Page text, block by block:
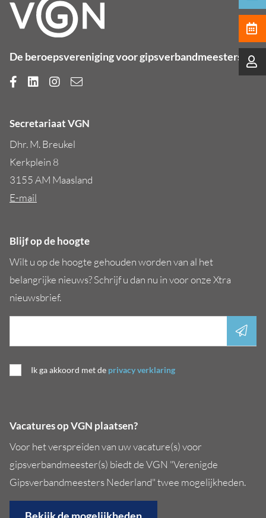
De beroepsvereniging voor gipsverbandmeesters
Secretariaat VGN
Dhr. M. Breukel
Kerkplein 8
3155 AM Maasland
E-mail
Blijf op de hoogte
Wilt u op de hoogte gehouden worden van al het
belangrijke nieuws? Schrijf u dan nu in voor onze Xtra
nieuwsbrief.
Ik ga akkoord met de privacy verklaring
Vacatures op VGN plaatsen?
Voor het verspreiden van uw vacature(s) voor
gipsverbandmeester(s) biedt de VGN "Verenigde
Gipsverbandmeesters Nederland" twee mogelijkheden.